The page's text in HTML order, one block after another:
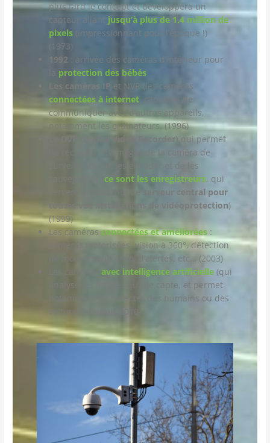
plus tard le concept et développera un
capteur allant jusqu’à plus de 1,4 million de
pixels (impressionnant pour l’époque !)
(1973)
1992 : arrivée des caméras d’intérieur pour
protection des bébés
Les caméras IP et NVR (les caméras
connectées à internet, capables de
communiquer avec d’autres appareils,
notamment les ordinateurs. (1996)
Le DVR (Digital Video Recorder) qui permet
de recueillir les images de la caméra de
surveillance, de les encoder et de les
ce sont les enregistreurs, qui
servent aujourd’hui de
serveur central pour
toutes vos installations de vidéoprotection)
(1999)
Les camérasconnectées et améliorées :
caméras motorisées, vision à 360°, détection
de mouvement, envoi d’alertes, etc… (2003)
Les camérasavec intelligence artificielle (qui
analyse les images qu’elle capte, et permet
notamment de détecter des humains ou des
voitures) (Depuis 2010)